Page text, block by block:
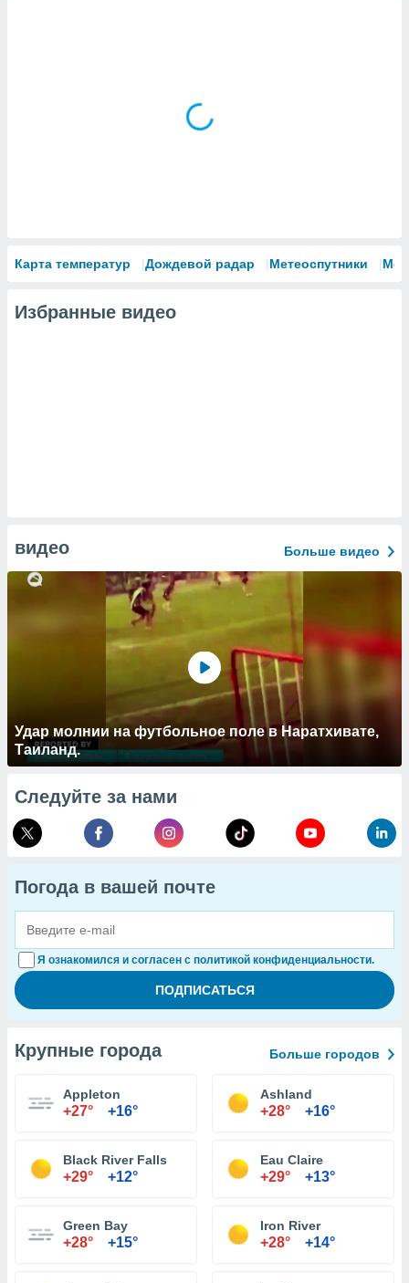
Карта температур Дождевой радар Метеоспутники
Избранные видео
видео Больше видео
Удар молнии на футбольное поле в Наратхивате,
Таиланд.
Следуйте за нами
Погода в вашей почте
Я ознакомился и согласен с политикой конфиденциальности.
Крупные города Больше городов
Appleton
+27° +16°
Ashland
+28° +16°
Black River Falls
+29° +12°
Eau Claire
+29° +13°
Green Bay
+28° +15°
Iron River
+28° +14°